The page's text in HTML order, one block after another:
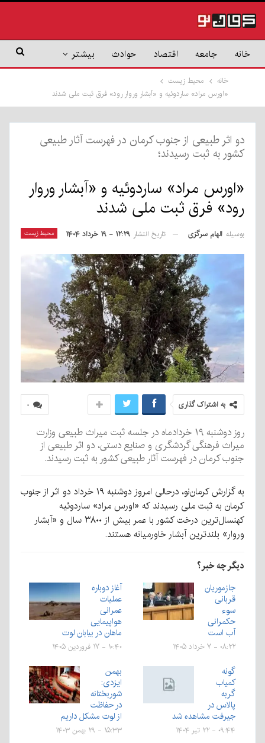
خانه جامعه اقتصاد حوادث بیشتر
خانه
محیط زیست
«اورس مراد» ساردوئیه و «آبشار وروار رود» فرق ثبت ملی شدند
دو اثر طبیعی از جنوب کرمان در فهرست آثار طبیعی
کشور به ثبت رسیدند؛
«اورس مراد» ساردوئیه و «آبشار وروار
رود» فرق ثبت ملی شدند
محیط زیست بوسیله الهام سرگزی تاریخ انتشار ۱۲:۲۹ - ۱۹ خرداد ۱۴۰۴
۰ به اشتراک گذاری
روز دوشنبه ۱۹ خردادماه در جلسه ثبت میراث طبیعی وزارت
میراث فرهنگی گردشگری و صنایع دستی، دو اثر طبیعی از
جنوب کرمان در فهرست آثار طبیعی کشور به ثبت رسیدند.
به گزارش کرمان‌نو، درحالی امروز دوشنبه ۱۹ خرداد دو اثر از جنوب
کرمان به ثبت ملی رسیدند که «اورس مراد» ساردوئیه
کهنسال‌ترین درخت کشور با عمر بیش از ۳۸۰۰ سال و «آبشار
وروار» بلندترین آبشار خاورمیانه هستند.
دیگر چه خبر؟
جازموریان
قربانی
سوء
حکمرانی
آب است
۰۸:۲۲ - ۷ خرداد ۱۴۰۵
آغاز دوباره
عملیات
عمرانی
هواپیمایی
ماهان در بیابان لوت
۱۰:۴۰ - ۱۷ فروردین ۱۴۰۵
گونه
کمیاب
گربه
پالاس در
جیرفت مشاهده شد
۰۹:۴۴ - ۲۲ تیر ۱۴۰۴
بهمن
ایزدی:
شوربختانه
در حفاظت
از لوت مشکل داریم
۱۵:۳۳ - ۲۹ بهمن ۱۴۰۳